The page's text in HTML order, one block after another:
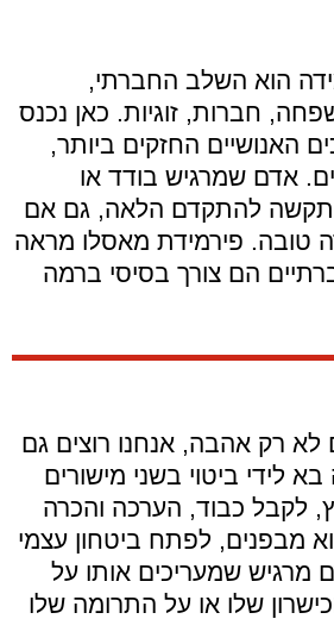
הוא השלב החברתי,
חברות, זוגיות. כאן נכנס
האנושיים החזקים ביותר,
אדם שמרגיש בודד או
להתקדם הלאה, גם אם
טובה. פירמידת מאסלו מראה
הם צורך בסיסי ברמה
לא רק אהבה, אנחנו רוצים גם
לידי ביטוי בשני מישורים
לקבל כבוד, הערכה והכרה
מבפנים, לפתח ביטחון עצמי
מרגיש שמעריכים אותו על
שלו או על התרומה שלו